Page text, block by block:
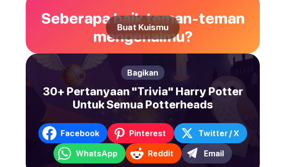
Seberapa baik teman-teman
mengenalmu?
Buat Kuismu
Bagikan
30+ Pertanyaan "Trivia" Harry Potter
Untuk Semua Potterheads
Facebook Pinterest Twitter / X
WhatsApp Reddit Email